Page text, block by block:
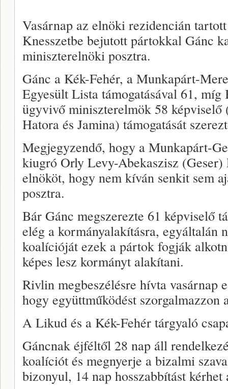
Vasárnap az elnöki rezidencián
Knesszetbe bejutott pártokkal Gánc
miniszterelnöki posztra.
Gánc a Kék-Fehér, a Munkapárt-
Egyesült Lista támogatásával 61,
ügyvivő miniszterelmök 58 képviselő
Hatora és Jamina) támogatását
Megjegyzendő, hogy a Munkapárt-
kiugró Orly Levy-Abekaszisz (Geser)
elnököt, hogy nem kíván senkit sem
posztra.
Bár Gánc megszerezte 61 képviselő
elég a kormányalakításra, egyáltalán
koalícióját ezek a pártok fogják
képes lesz kormányt alakítani.
Rivlin megbeszélésre hívta vasárnap
hogy együttműködést szorgalmazzon
A Likud és a Kék-Fehér tárgyaló
Gáncnak éjféltől 28 nap áll
koalíciót és megnyerje a bizalmi
bizonyul, 14 nap hosszabbítást